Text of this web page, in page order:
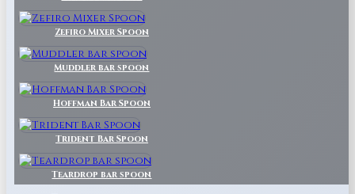
Zefiro Mixer Spoon
Muddler bar spoon
Hoffman Bar Spoon
Trident Bar Spoon
Teardrop bar spoon